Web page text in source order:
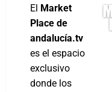
El Market
Place de
andalucía.tv
es el espacio
exclusivo
donde los